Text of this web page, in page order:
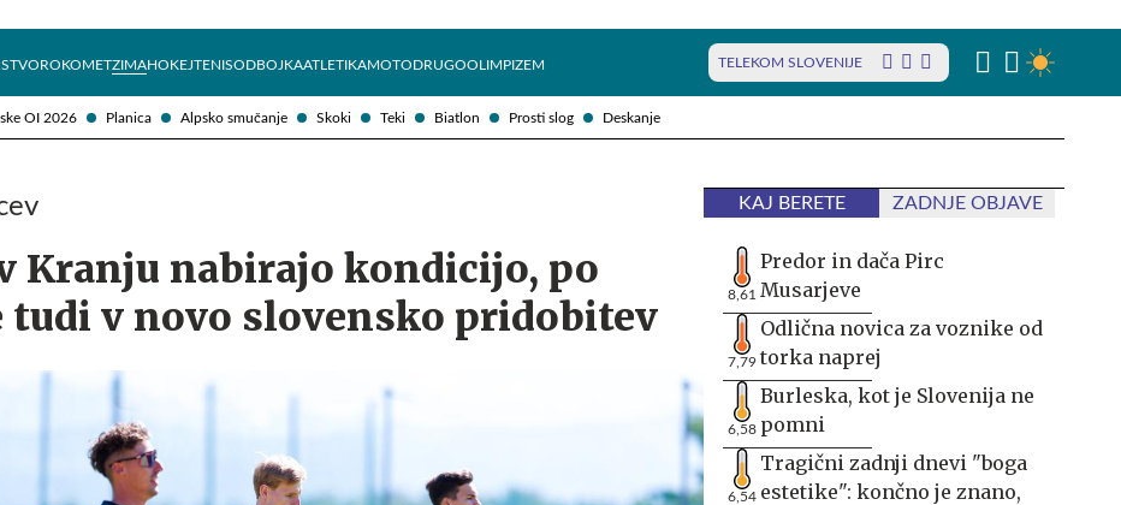
OI 2026 Planica Alpsko smučanje Skoki Teki Biatlon Prosti slog Deskanje
ROKOMETZIMAHOKEJTENISODBOJKAATLETIKAMOTODRUGOOLIMPIZEM TELEKOM SLOVENIJE
Kranju nabirajo kondicijo, po
tudi v novo slovensko pridobitev
KAJ BERETE ZADNJE OBJAVE
8,61
Predor in dača Pirc
Musarjeve
7,79
Odlična novica za voznike od
torka naprej
6,58
Burleska, kot je Slovenija ne
pomni
6,54
Tragični zadnji dnevi "boga
estetike": končno je znano,